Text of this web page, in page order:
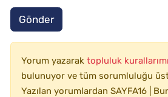
Gönder
Yorum yazarak topluluk
bulunuyor ve tüm sorumluluğu
Yazılan yorumlardan SAYFA16 |